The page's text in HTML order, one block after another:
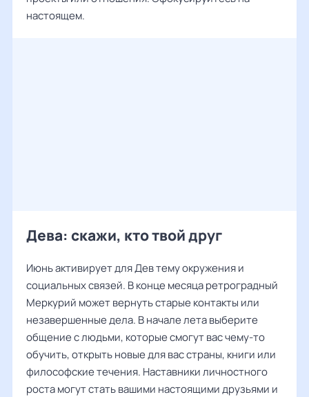
настоящем.
Дева: скажи, кто твой друг
Июнь активирует для Дев тему окружения и
социальных связей. В конце месяца ретроградный
Меркурий может вернуть старые контакты или
незавершенные дела. В начале лета выберите
общение с людьми, которые смогут вас чему-то
обучить, открыть новые для вас страны, книги или
философские течения. Наставники личностного
роста могут стать вашими настоящими друзьями и